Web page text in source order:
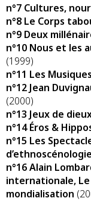
n°7 Cultures,
n°8 Le Corps
n°9 Deux
n°10 Nous et les
(1999)
n°11 Les
n°12 Jean
(2000)
n°13 Jeux de
n°14 Éros &
n°15 Les
n°16 Alain
internationale,
mondialisation